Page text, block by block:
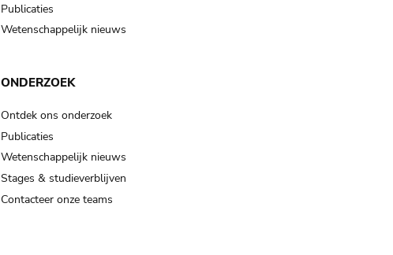
Publicaties
Wetenschappelijk nieuws
ONDERZOEK
Ontdek ons onderzoek
Publicaties
Wetenschappelijk nieuws
Stages & studieverblijven
Contacteer onze teams